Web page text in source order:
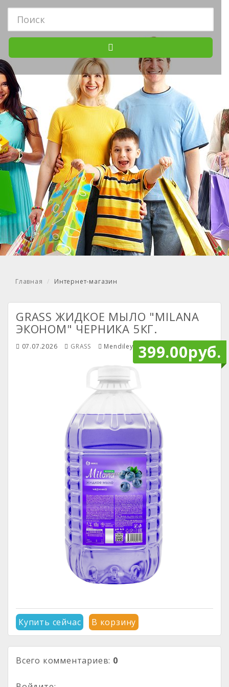
Главная Интернет-магазин
399.00руб.
GRASS ЖИДКОЕ МЫЛО "MILANA
ЭКОНОМ" ЧЕРНИКА 5КГ.
07.07.2026 GRASS Mendiley
Купить сейчас В корзину
Всего комментариев: 0